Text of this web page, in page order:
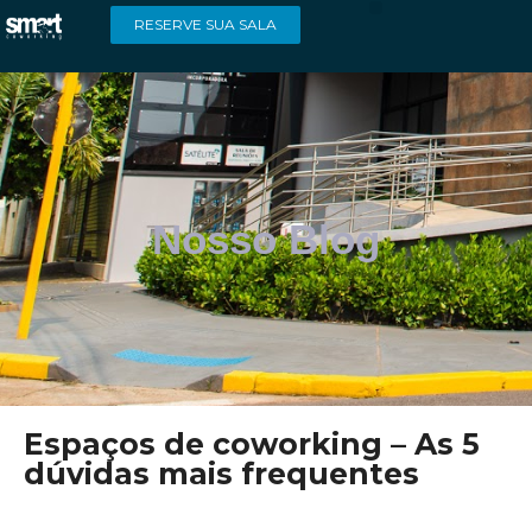
RESERVE SUA SALA
Nosso Blog
Espaços de coworking – As 5
dúvidas mais frequentes